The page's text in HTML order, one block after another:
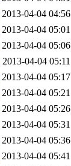
2013-04-04 04:56
2013-04-04 05:01
2013-04-04 05:06
2013-04-04 05:11
2013-04-04 05:17
2013-04-04 05:21
2013-04-04 05:26
2013-04-04 05:31
2013-04-04 05:36
2013-04-04 05:41